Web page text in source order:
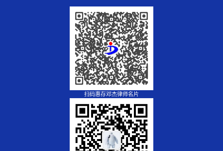
扫码惠存邓杰律师名片